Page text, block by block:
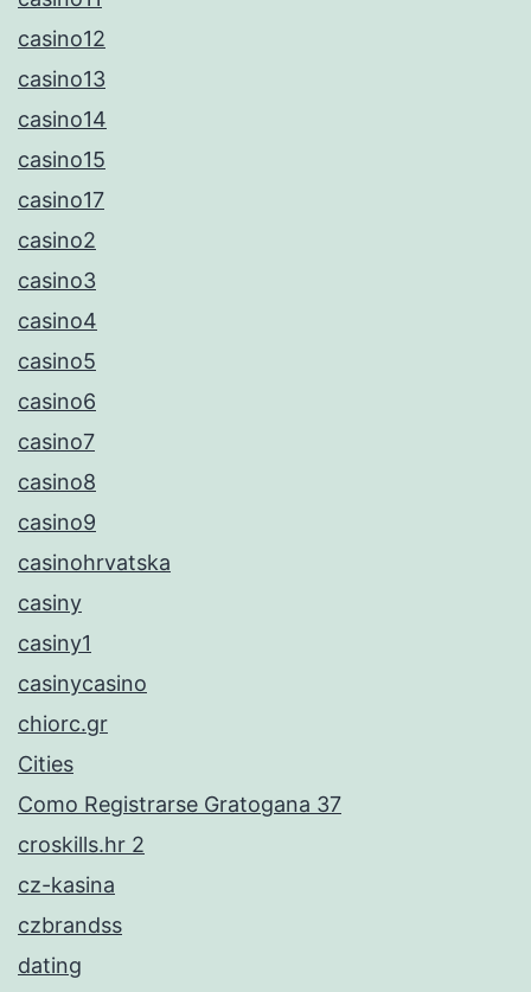
casino12
casino13
casino14
casino15
casino17
casino2
casino3
casino4
casino5
casino6
casino7
casino8
casino9
casinohrvatska
casiny
casiny1
casinycasino
chiorc.gr
Cities
Como Registrarse Gratogana 37
croskills.hr 2
cz-kasina
czbrandss
dating